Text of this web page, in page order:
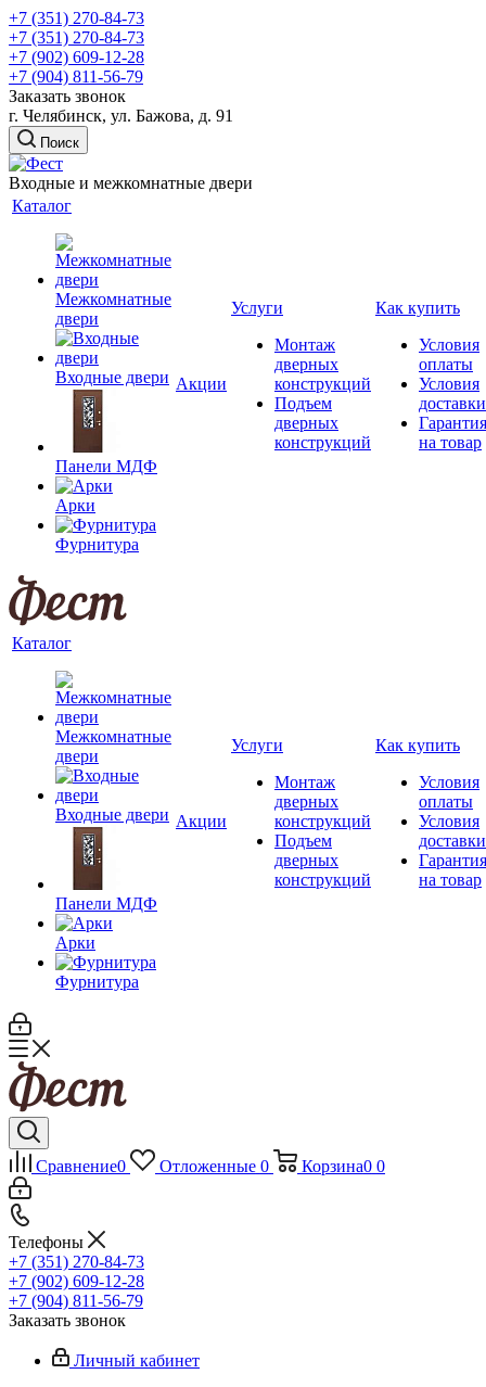
+7 (351) 270-84-73
+7 (351) 270-84-73
+7 (902) 609-12-28
+7 (904) 811-56-79
Заказать звонок
г. Челябинск, ул. Бажова, д. 91
Поиск
Входные и межкомнатные двери
Каталог
Межкомнатные
двери
Входные двери
Панели МДФ
Арки
Фурнитура
Акции
Услуги
Монтаж
дверных
конструкций
Подъем
дверных
конструкций
Как купить
Условия
оплаты
Условия
доставки
Гарантия
на товар
Каталог
Межкомнатные
двери
Входные двери
Панели МДФ
Арки
Фурнитура
Акции
Услуги
Монтаж
дверных
конструкций
Подъем
дверных
конструкций
Как купить
Условия
оплаты
Условия
доставки
Гарантия
на товар
Сравнение0 Отложенные 0 Корзина0 0
Телефоны
+7 (351) 270-84-73
+7 (902) 609-12-28
+7 (904) 811-56-79
Заказать звонок
Личный кабинет